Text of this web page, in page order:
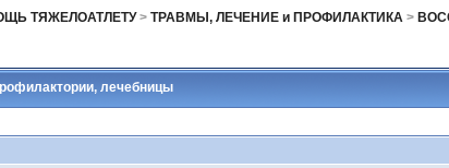
ТЯЖЕЛОАТЛЕТУ>ТРАВМЫ, ЛЕЧЕНИЕ и ПРОФИЛАКТИКА >
лечебницы